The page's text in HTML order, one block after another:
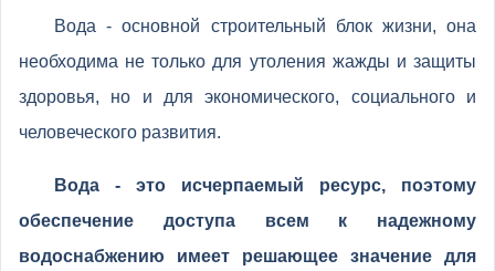
Вода - основной строительный блок жизни, она
необходима не только для утоления жажды и защиты
здоровья, но и для экономического, социального и
человеческого развития.
Вода - это исчерпаемый ресурс, поэтому
обеспечение доступа всем к надежному
водоснабжению имеет решающее значение для